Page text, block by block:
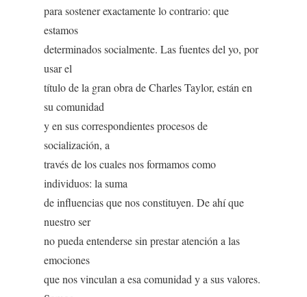
para sostener exactamente lo contrario: que
estamos
determinados socialmente. Las fuentes del yo, por
usar el
título de la gran obra de Charles Taylor, están en
su comunidad
y en sus correspondientes procesos de
socialización, a
través de los cuales nos formamos como
individuos: la suma
de influencias que nos constituyen. De ahí que
nuestro ser
no pueda entenderse sin prestar atención a las
emociones
que nos vinculan a esa comunidad y a sus valores.